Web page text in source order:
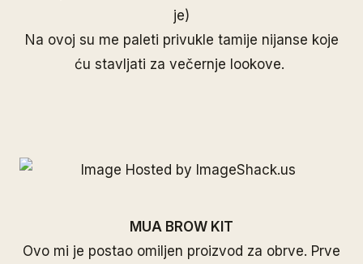
je)
Na ovoj su me paleti privukle tamije nijanse koje
ću stavljati za večernje lookove.
MUA BROW KIT
Ovo mi je postao omiljen proizvod za obrve. Prve